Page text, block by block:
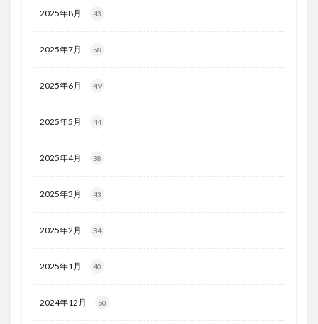
2025年8月 43
2025年7月 58
2025年6月 49
2025年5月 44
2025年4月 38
2025年3月 43
2025年2月 34
2025年1月 40
2024年12月 50